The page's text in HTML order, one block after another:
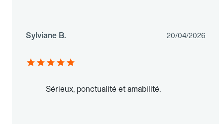
Sylviane B. 20/04/2026
Sérieux, ponctualité et amabilité.